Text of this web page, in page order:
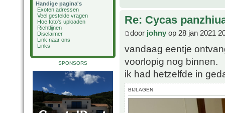
Handige pagina's
Exoten adressen
Veel gestelde vragen
Hoe foto's uploaden
Richtlijnen
Disclaimer
Link naar ons
Links
SPONSORS
Re: Cycas
door johny op 28 jan 2021
vandaag eentje
voorlopig nog binnen.
ik had hetzelfde in
BIJLAGEN